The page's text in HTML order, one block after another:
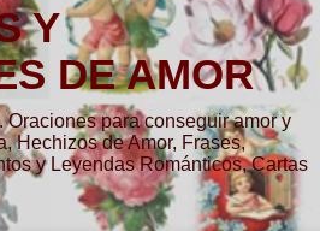
Y
DE AMOR
Oraciones para conseguir amor y
Hechizos de Amor, Frases,
y Leyendas Románticos, Cartas